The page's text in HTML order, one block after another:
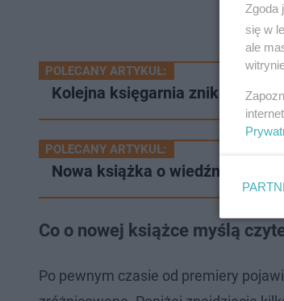
POLECANY ARTYKUŁ:
Kolejna księgarnia znika z
POLECANY ARTYKUŁ:
Nowa książka o wiedźminie już
Co o nowej książce myślą
Po pewnym czasie od premiery
Zgoda
się w
ale